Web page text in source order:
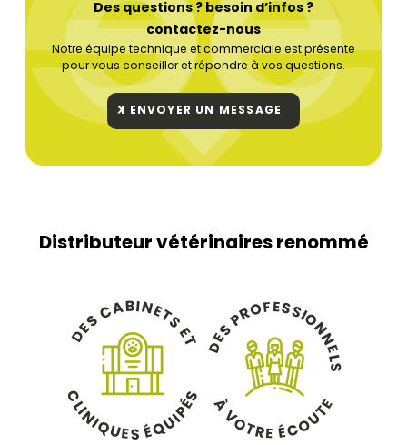
Des questions ? besoin d’infos ?
contactez-nous
Notre équipe technique et commerciale est présente
pour vous conseiller et répondre à vos questions.
ENVOYER UN MESSAGE
Distributeur vétérinaires renommé
D
ESCABINETS
E
T
C
L
I
NIQUES ÉQU
I
P
É
S
D
E
S
PROF ESSION
N
E
L
S
À
VOTRE ÉCOUT
E